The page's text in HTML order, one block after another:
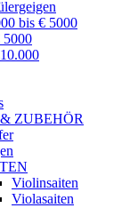
bis € 5000
5000
ZUBEHÖR
Violinsaiten
Violasaiten